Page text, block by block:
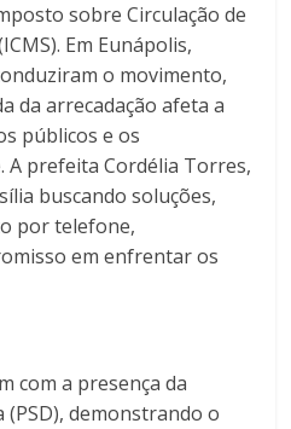
sobre Circulação de
Em Eunápolis,
o movimento,
da arrecadação afeta a
públicos e os
A prefeita Cordélia Torres,
buscando soluções,
por telefone,
em enfrentar os
com a presença da
demonstrando o